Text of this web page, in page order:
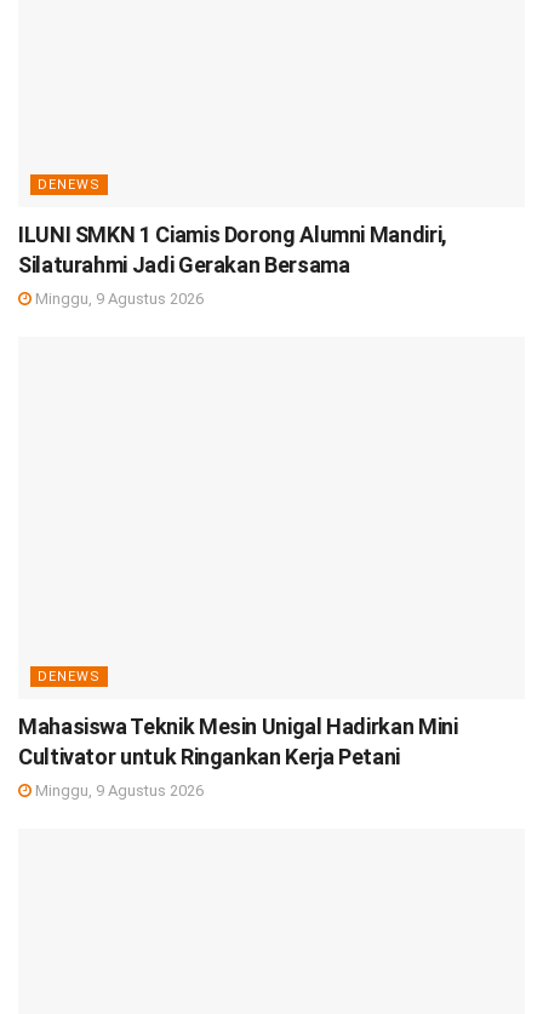
DENEWS
ILUNI SMKN 1 Ciamis Dorong Alumni Mandiri,
Silaturahmi Jadi Gerakan Bersama
Minggu, 9 Agustus 2026
DENEWS
Mahasiswa Teknik Mesin Unigal Hadirkan Mini
Cultivator untuk Ringankan Kerja Petani
Minggu, 9 Agustus 2026